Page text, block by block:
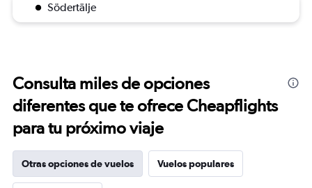
Södertälje
Consulta miles de opciones
diferentes que te ofrece Cheapflights
para tu próximo viaje
Otras opciones de vuelos Vuelos populares